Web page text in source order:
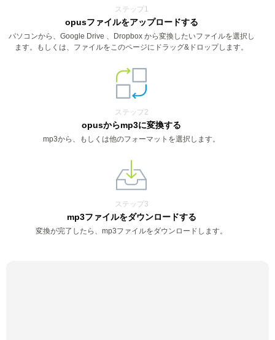
ステップ1
opusファイルをアップロードする
パソコンから、Google Drive 、Dropbox から変換したいファイルを選択し
ます。もしくは、ファイルをこのページにドラッグ&ドロップします。
ステップ2
opusからmp3に変換する
mp3から、もしくは他のフォーマットを選択します。
ステップ3
mp3ファイルをダウンロードする
変換が完了したら、mp3ファイルをダウンロードします。